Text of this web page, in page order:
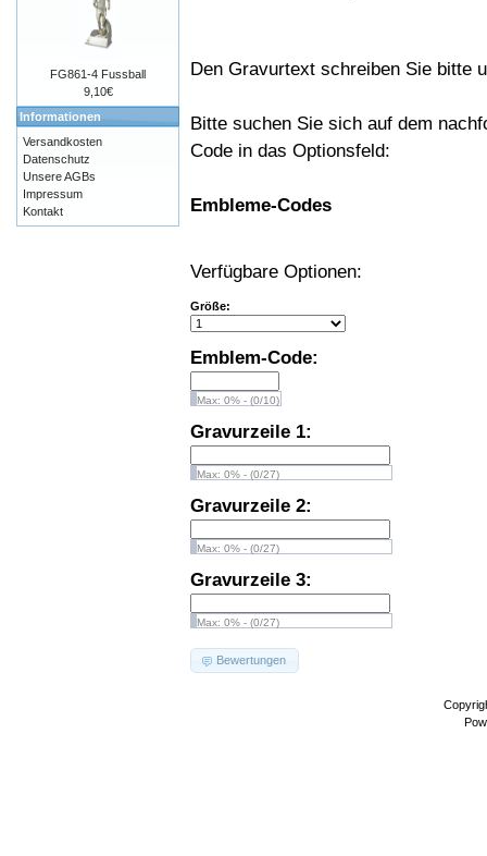
Den Gravurtext schreiben Sie bitte
Bitte suchen Sie sich auf dem
Code in das Optionsfeld:
Embleme-Codes
Verfügbare Optionen:
Größe:
Emblem-Code:
Max: 0% - (0/10)
Gravurzeile 1:
Max: 0% - (0/27)
Gravurzeile 2:
Max: 0% - (0/27)
Gravurzeile 3:
Max: 0% - (0/27)
Bewertungen
FG861-4 Fussball
9,10€
Informationen
Versandkosten
Datenschutz
Unsere AGBs
Impressum
Kontakt